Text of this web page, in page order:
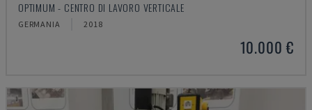
OPTIMUM - CENTRO DI LAVORO VERTICALE
GERMANIA 2018
10.000 €